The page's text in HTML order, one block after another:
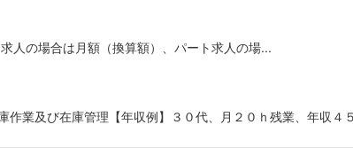
人の場合は月額（換算額）、パート求人の場...
作業及び在庫管理【年収例】３０代、月２０ｈ残業、年収４